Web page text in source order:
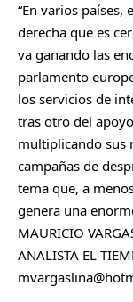
“En varios países,
derecha que es
va ganando las
parlamento
los servicios de
tras otro del
multiplicando sus
campañas de
tema que, a
genera una
MAURICIO
ANALISTA EL